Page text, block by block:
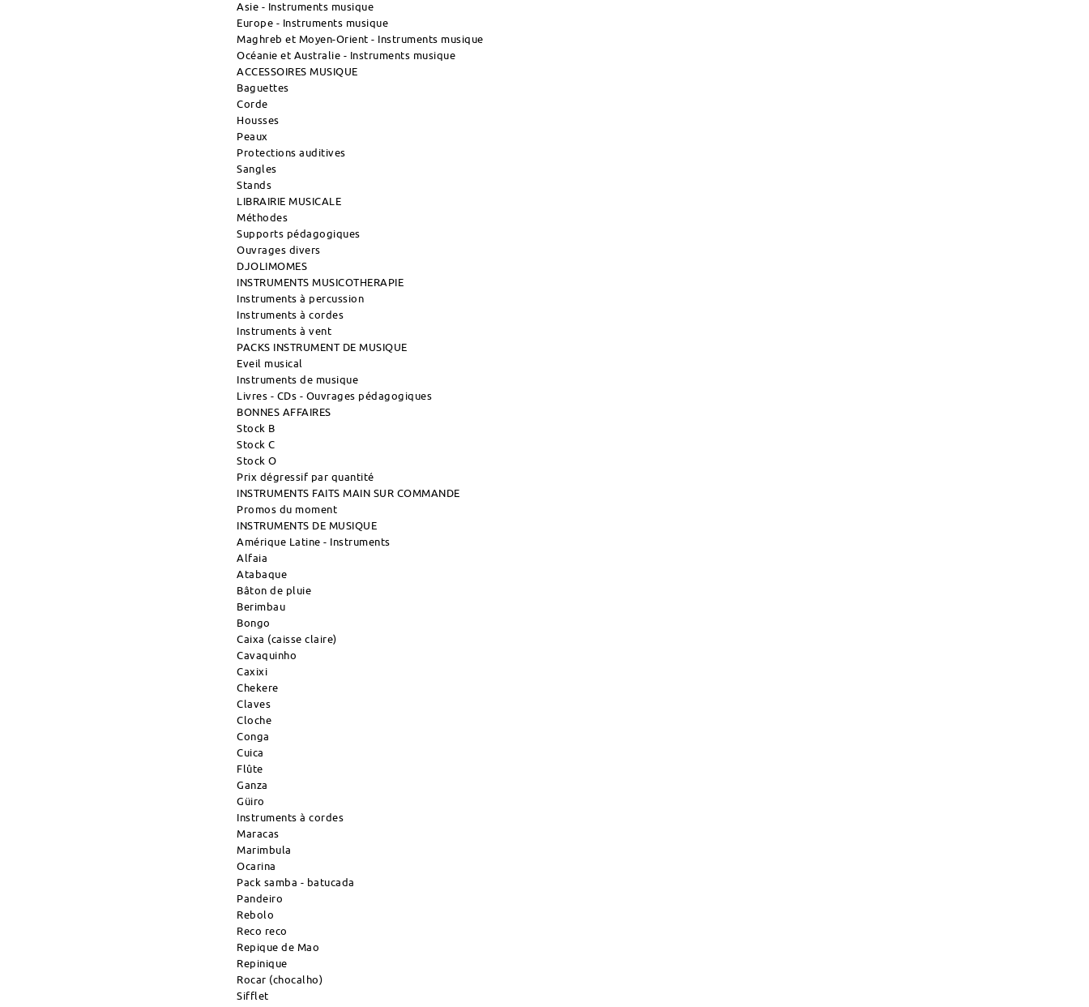
Asie - Instruments musique
Europe - Instruments musique
Maghreb et Moyen-Orient - Instruments musique
Océanie et Australie - Instruments musique
ACCESSOIRES MUSIQUE
Baguettes
Corde
Housses
Peaux
Protections auditives
Sangles
Stands
LIBRAIRIE MUSICALE
Méthodes
Supports pédagogiques
Ouvrages divers
DJOLIMOMES
INSTRUMENTS MUSICOTHERAPIE
Instruments à percussion
Instruments à cordes
Instruments à vent
PACKS INSTRUMENT DE MUSIQUE
Eveil musical
Instruments de musique
Livres - CDs - Ouvrages pédagogiques
BONNES AFFAIRES
Stock B
Stock C
Stock O
Prix dégressif par quantité
INSTRUMENTS FAITS MAIN SUR COMMANDE
Promos du moment
INSTRUMENTS DE MUSIQUE
Amérique Latine - Instruments
Alfaia
Atabaque
Bâton de pluie
Berimbau
Bongo
Caixa (caisse claire)
Cavaquinho
Caxixi
Chekere
Claves
Cloche
Conga
Cuica
Flûte
Ganza
Güiro
Instruments à cordes
Maracas
Marimbula
Ocarina
Pack samba - batucada
Pandeiro
Rebolo
Reco reco
Repique de Mao
Repinique
Rocar (chocalho)
Sifflet